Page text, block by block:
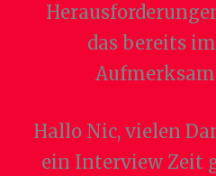
das bereits
Hallo Nic, vielen
ein Interview Zeit